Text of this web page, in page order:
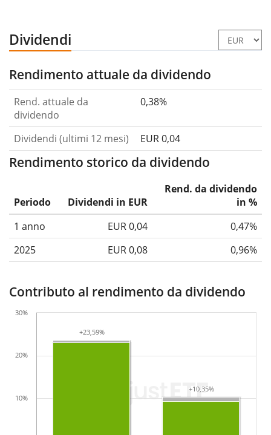
Dividendi
Rendimento attuale da dividendo
Rend. attuale da
dividendo
0,38%
Dividendi (ultimi 12 mesi) EUR 0,04
Rendimento storico da dividendo
Periodo Dividendi in EUR
Rend. da dividendo
in %
1 anno
EUR 0,04
0,47%
2025
EUR 0,08 0,96%
Contributo al rendimento da dividendo
+23,59%
+23,59%
+10,35%
+10,35%
10%
20%
30%